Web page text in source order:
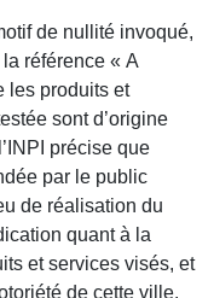
de nullité invoqué,
référence « A
les produits et
sont d’origine
précise que
par le public
de réalisation du
quant à la
et services visés, et
de cette ville.